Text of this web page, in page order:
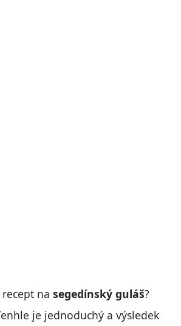
na segedínský guláš?
je jednoduchý a výsledek